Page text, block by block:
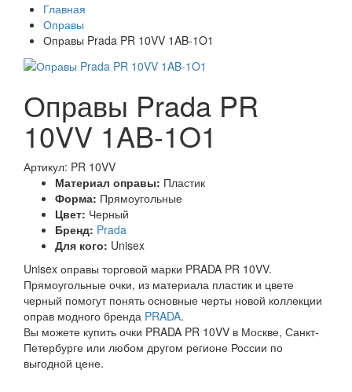
Главная
Оправы
Оправы Prada PR 10VV 1AB-1O1
Оправы Prada PR
10VV 1AB-1O1
Артикул: PR 10VV
Материал оправы: Пластик
Форма: Прямоугольные
Цвет: Черный
Бренд: Prada
Для кого: Unisex
Unisex оправы торговой марки PRADA PR 10VV.
Прямоугольные очки, из материала пластик и цвете
черный помогут понять основные черты новой коллекции
оправ модного бренда PRADA.
Вы можете купить очки PRADA PR 10VV в Москве, Санкт-
Петербурге или любом другом регионе России по
выгодной цене.